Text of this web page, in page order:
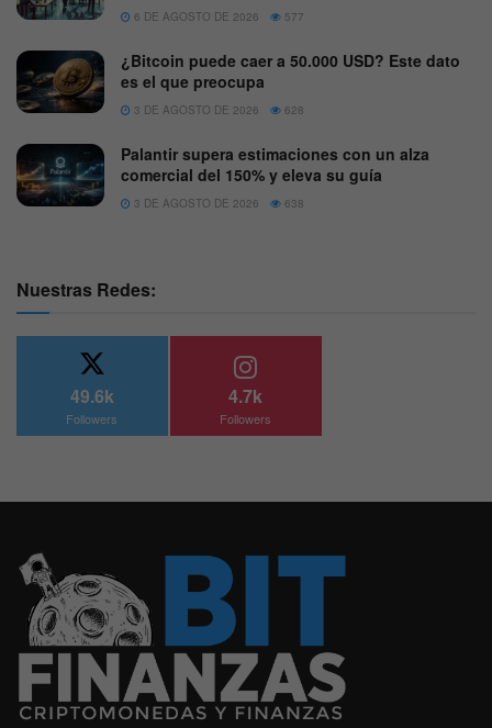
6 DE AGOSTO DE 2026 577
¿Bitcoin puede caer a 50.000 USD? Este dato
es el que preocupa
3 DE AGOSTO DE 2026 628
Palantir supera estimaciones con un alza
comercial del 150% y eleva su guía
3 DE AGOSTO DE 2026 638
Nuestras Redes:
49.6k
Followers
4.7k
Followers